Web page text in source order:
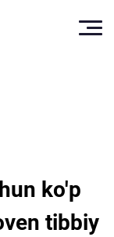
ko'p
tibbiy